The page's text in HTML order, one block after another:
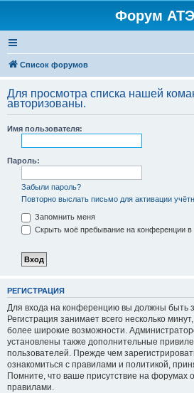
Форум
Список форумов
Для просмотра списка нашей
авторизованы.
Имя пользователя:
Пароль:
Забыли пароль?
Повторно выслать письмо для активации
Запомнить меня
Скрыть моё пребывание на конференции в
РЕГИСТРАЦИЯ
Для входа на конференцию вы должны быть
Регистрация занимает всего несколько
более широкие возможности.
установлены также дополнительные
пользователей. Прежде чем
ознакомиться с правилами и политикой,
Помните, что ваше присутствие на форумах
правилами.